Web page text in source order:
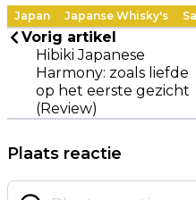
Japan Japanse Whisky's
Vorig artikel
Hibiki Japanese
Harmony: zoals liefde
op het eerste gezicht
(Review)
Plaats reactie